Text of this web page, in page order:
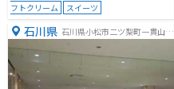
フトクリーム
スイーツ
石川県 石川県小松市二ツ梨町一貫山４